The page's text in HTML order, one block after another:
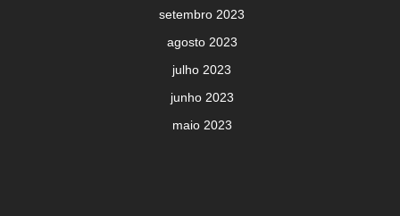
setembro 2023
agosto 2023
julho 2023
junho 2023
maio 2023